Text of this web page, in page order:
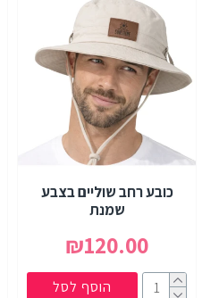
כובע רחב שוליים בצבע
שמנת
₪120.00
הוסף לסל